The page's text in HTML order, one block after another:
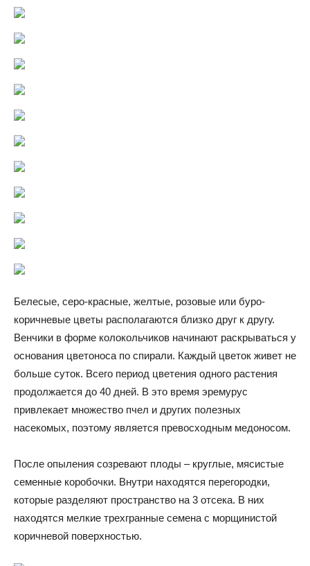
Белесые, серо-красные, желтые, розовые или буро-
коричневые цветы располагаются близко друг к другу.
Венчики в форме колокольчиков начинают раскрываться у
основания цветоноса по спирали. Каждый цветок живет не
больше суток. Всего период цветения одного растения
продолжается до 40 дней. В это время эремурус
привлекает множество пчел и других полезных
насекомых, поэтому является превосходным медоносом.
После опыления созревают плоды – круглые, мясистые
семенные коробочки. Внутри находятся перегородки,
которые разделяют пространство на 3 отсека. В них
находятся мелкие трехгранные семена с морщинистой
коричневой поверхностью.